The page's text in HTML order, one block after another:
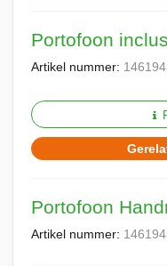
Portofoon
Artikel nummer:
Portofoon
Artikel nummer: